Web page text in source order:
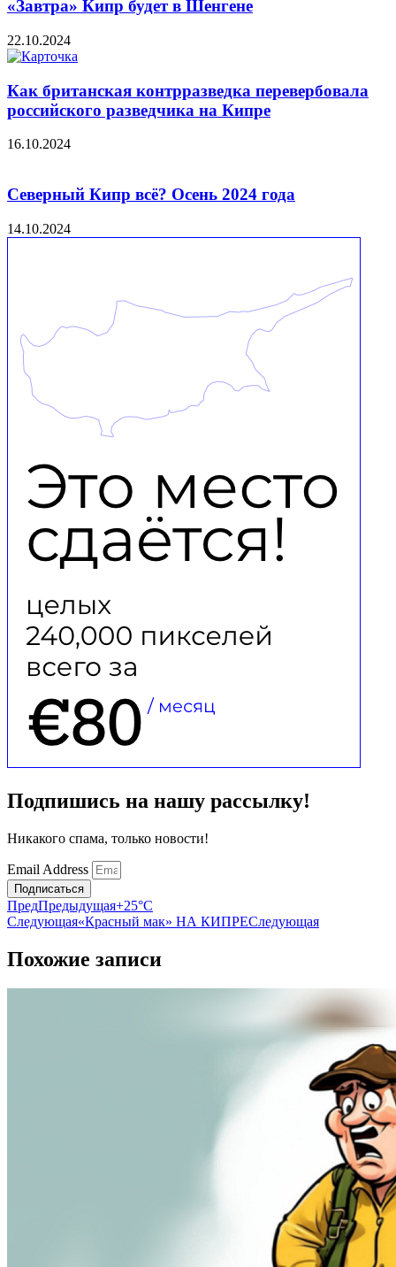
«Завтра» Кипр будет в Шенгене
22.10.2024
Как британская контрразведка перевербовала
российского разведчика на Кипре
16.10.2024
Северный Кипр всё? Осень 2024 года
14.10.2024
Подпишись на нашу рассылку!
Никакого спама, только новости!
Email Address
Подписаться
ПредПредыдущая+25°C
Следующая«Красный мак» НА КИПРЕСледующая
Похожие записи